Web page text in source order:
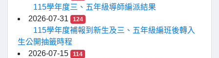
115學年度三、五年級導師編派結果
2026-07-31
124
115學年度補報到新生及三、五年級編班後轉入
生公開抽籤時程
2026-07-15
114